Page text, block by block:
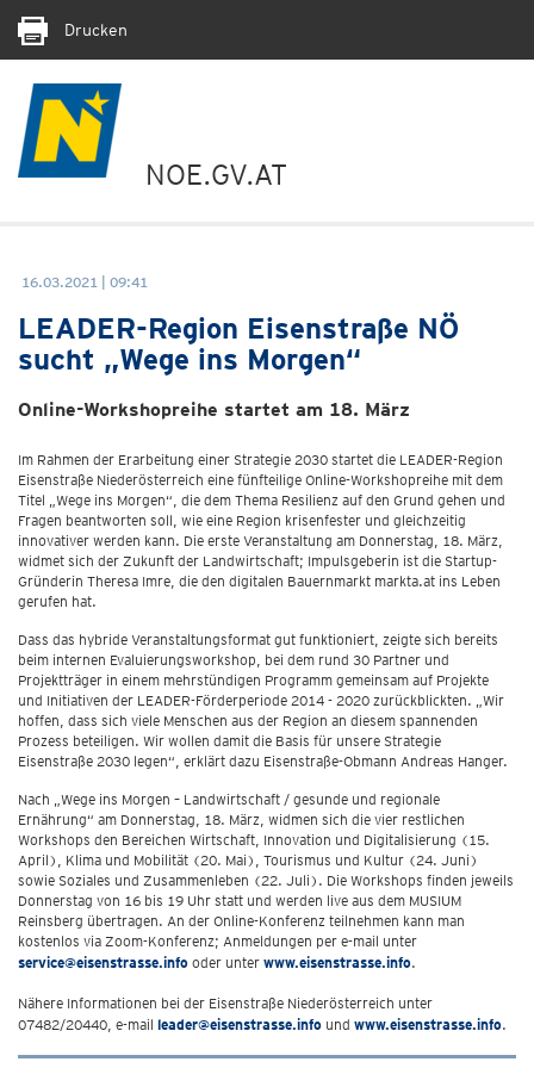
Drucken
NOE.GV.AT
16.03.2021 | 09:41
LEADER-Region Eisenstraße NÖ
sucht „Wege ins Morgen“
Online-Workshopreihe startet am 18. März
Im Rahmen der Erarbeitung einer Strategie 2030 startet die LEADER-Region
Eisenstraße Niederösterreich eine fünfteilige Online-Workshopreihe mit dem
Titel „Wege ins Morgen“, die dem Thema Resilienz auf den Grund gehen und
Fragen beantworten soll, wie eine Region krisenfester und gleichzeitig
innovativer werden kann. Die erste Veranstaltung am Donnerstag, 18. März,
widmet sich der Zukunft der Landwirtschaft; Impulsgeberin ist die Startup-
Gründerin Theresa Imre, die den digitalen Bauernmarkt markta.at ins Leben
gerufen hat.
Dass das hybride Veranstaltungsformat gut funktioniert, zeigte sich bereits
beim internen Evaluierungsworkshop, bei dem rund 30 Partner und
Projektträger in einem mehrstündigen Programm gemeinsam auf Projekte
und Initiativen der LEADER-Förderperiode 2014 - 2020 zurückblickten. „Wir
hoffen, dass sich viele Menschen aus der Region an diesem spannenden
Prozess beteiligen. Wir wollen damit die Basis für unsere Strategie
Eisenstraße 2030 legen“, erklärt dazu Eisenstraße-Obmann Andreas Hanger.
Nach „Wege ins Morgen – Landwirtschaft / gesunde und regionale
Ernährung“ am Donnerstag, 18. März, widmen sich die vier restlichen
Workshops den Bereichen Wirtschaft, Innovation und Digitalisierung (15.
April), Klima und Mobilität (20. Mai), Tourismus und Kultur (24. Juni)
sowie Soziales und Zusammenleben (22. Juli). Die Workshops finden jeweils
Donnerstag von 16 bis 19 Uhr statt und werden live aus dem MUSIUM
Reinsberg übertragen. An der Online-Konferenz teilnehmen kann man
kostenlos via Zoom-Konferenz; Anmeldungen per e-mail unter
service@eisenstrasse.info oder unter www.eisenstrasse.info.
Nähere Informationen bei der Eisenstraße Niederösterreich unter
07482/20440, e-mail leader@eisenstrasse.info und www.eisenstrasse.info.